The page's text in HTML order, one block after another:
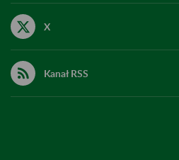
X
Kanał RSS